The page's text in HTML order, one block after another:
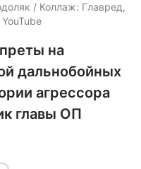
/ Коллаж: Главред,
на
дальнобойных
агрессора
главы ОП